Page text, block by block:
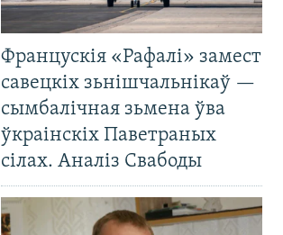
Францускія «Рафалі» замест
савецкіх зьнішчальнікаў —
сымбалічная зьмена ўва
ўкраінскіх Паветраных
сілах. Аналіз Свабоды